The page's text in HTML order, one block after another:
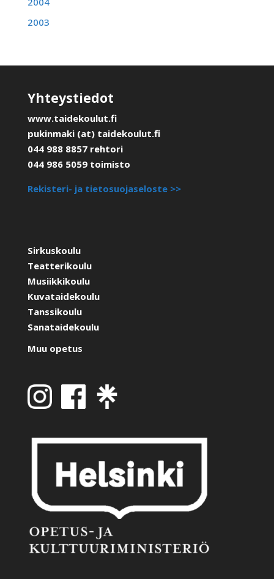
2003
Yhteystiedot
www.taidekoulut.fi
pukinmaki (at) taidekoulut.fi
044 988 8857 rehtori
044 986 5059 toimisto
Rekisteri- ja tietosuojaseloste >>
Sirkuskoulu
Teatterikoulu
Musiikkikoulu
Kuvataidekoulu
Tanssikoulu
Sanataidekoulu
Muu opetus